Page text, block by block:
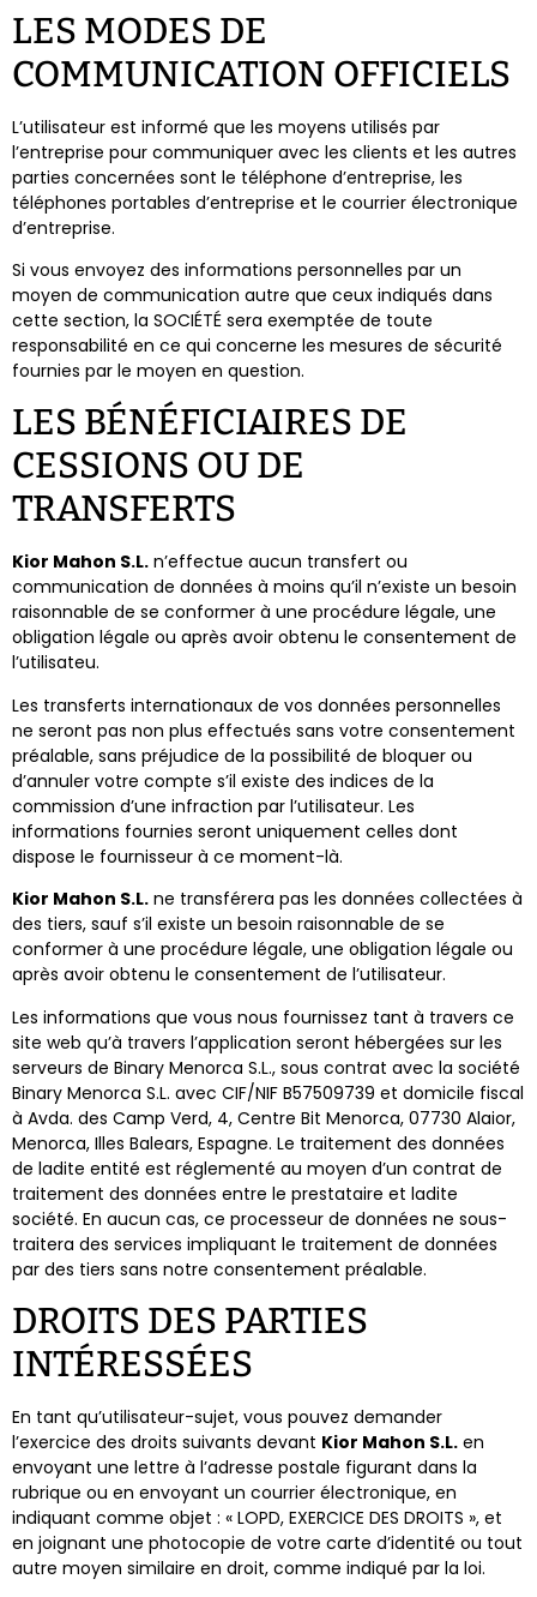
LES MODES DE
COMMUNICATION OFFICIELS
L’utilisateur est informé que les moyens utilisés par
l’entreprise pour communiquer avec les clients et les autres
parties concernées sont le téléphone d’entreprise, les
téléphones portables d’entreprise et le courrier électronique
d’entreprise.
Si vous envoyez des informations personnelles par un
moyen de communication autre que ceux indiqués dans
cette section, la SOCIÉTÉ sera exemptée de toute
responsabilité en ce qui concerne les mesures de sécurité
fournies par le moyen en question.
LES BÉNÉFICIAIRES DE
CESSIONS OU DE
TRANSFERTS
Kior Mahon S.L.​​ n’effectue aucun transfert ou
communication de données à moins qu’il n’existe un besoin
raisonnable de se conformer à une procédure légale, une
obligation légale ou après avoir obtenu le consentement de
l’utilisateu.
Les transferts internationaux de vos données personnelles
ne seront pas non plus effectués sans votre consentement
préalable, sans préjudice de la possibilité de bloquer ou
d’annuler votre compte s’il existe des indices de la
commission d’une infraction par l’utilisateur. Les
informations fournies seront uniquement celles dont
dispose le fournisseur à ce moment-là.
Kior Mahon S.L.​​ ne transférera pas les données collectées à
des tiers, sauf s’il existe un besoin raisonnable de se
conformer à une procédure légale, une obligation légale ou
après avoir obtenu le consentement de l’utilisateur.
Les informations que vous nous fournissez tant à travers ce
site web qu’à travers l’application seront hébergées sur les
serveurs de Binary Menorca S.L., sous contrat avec la société
Binary Menorca S.L. avec CIF/NIF B57509739 et domicile fiscal
à Avda. des Camp Verd, 4, Centre Bit Menorca, 07730 Alaior,
Menorca, Illes Balears, Espagne. Le traitement des données
de ladite entité est réglementé au moyen d’un contrat de
traitement des données entre le prestataire et ladite
société. En aucun cas, ce processeur de données ne sous-
traitera des services impliquant le traitement de données
par des tiers sans notre consentement préalable.
DROITS DES PARTIES
INTÉRESSÉES
En tant qu’utilisateur-sujet, vous pouvez demander
l’exercice des droits suivants devant Kior Mahon S.L.​​ en
envoyant une lettre à l’adresse postale figurant dans la
rubrique ou en envoyant un courrier électronique, en
indiquant comme objet : « LOPD, EXERCICE DES DROITS », et
en joignant une photocopie de votre carte d’identité ou tout
autre moyen similaire en droit, comme indiqué par la loi.